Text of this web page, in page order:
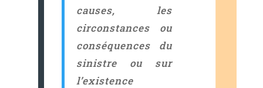
causes, les
circonstances ou
conséquences du
sinistre ou sur
l’existence